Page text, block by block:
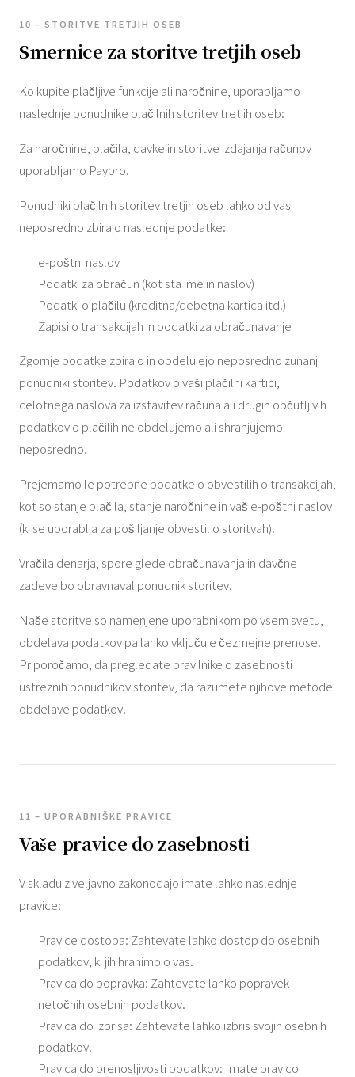
10 – STORITVE TRETJIH OSEB
Smernice za storitve tretjih oseb
Ko kupite plačljive funkcije ali naročnine, uporabljamo
naslednje ponudnike plačilnih storitev tretjih oseb:
Za naročnine, plačila, davke in storitve izdajanja računov
uporabljamo Paypro.
Ponudniki plačilnih storitev tretjih oseb lahko od vas
neposredno zbirajo naslednje podatke:
e-poštni naslov
Podatki za obračun (kot sta ime in naslov)
Podatki o plačilu (kreditna/debetna kartica itd.)
Zapisi o transakcijah in podatki za obračunavanje
Zgornje podatke zbirajo in obdelujejo neposredno zunanji
ponudniki storitev. Podatkov o vaši plačilni kartici,
celotnega naslova za izstavitev računa ali drugih občutljivih
podatkov o plačilih ne obdelujemo ali shranjujemo
neposredno.
Prejemamo le potrebne podatke o obvestilih o transakcijah,
kot so stanje plačila, stanje naročnine in vaš e-poštni naslov
(ki se uporablja za pošiljanje obvestil o storitvah).
Vračila denarja, spore glede obračunavanja in davčne
zadeve bo obravnaval ponudnik storitev.
Naše storitve so namenjene uporabnikom po vsem svetu,
obdelava podatkov pa lahko vključuje čezmejne prenose.
Priporočamo, da pregledate pravilnike o zasebnosti
ustreznih ponudnikov storitev, da razumete njihove metode
obdelave podatkov.
11 – UPORABNIŠKE PRAVICE
Vaše pravice do zasebnosti
V skladu z veljavno zakonodajo imate lahko naslednje
pravice:
Pravice dostopa: Zahtevate lahko dostop do osebnih
podatkov, ki jih hranimo o vas.
Pravica do popravka: Zahtevate lahko popravek
netočnih osebnih podatkov.
Pravica do izbrisa: Zahtevate lahko izbris svojih osebnih
podatkov.
Pravica do prenosljivosti podatkov: Imate pravico